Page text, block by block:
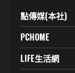
點傳媒(本社)
PCHOME
LIFE生活網